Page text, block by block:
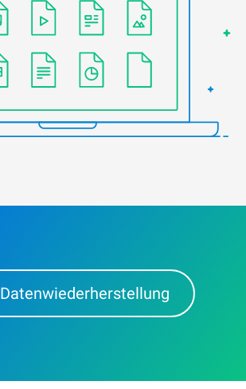
Datenwiederherstellung